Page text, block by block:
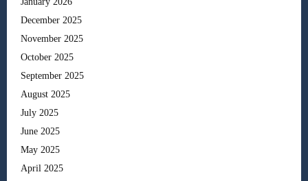
December 2025
November 2025
October 2025
September 2025
August 2025
July 2025
June 2025
May 2025
April 2025